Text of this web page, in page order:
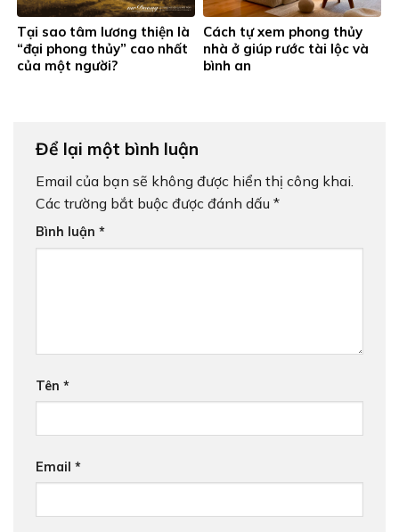
Tại sao tâm lương thiện là
“đại phong thủy” cao nhất
của một người?
Cách tự xem phong thủy
nhà ở giúp rước tài lộc và
bình an
Để lại một bình luận
Email của bạn sẽ không được hiển thị công khai.
Các trường bắt buộc được đánh dấu *
Bình luận *
Tên *
Email *